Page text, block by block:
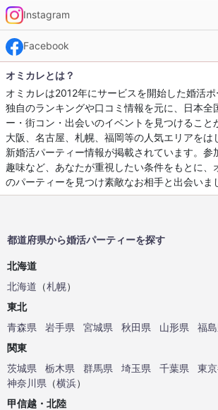
Instagram
Facebook
オミカレとは？
オミカレは2012年にサービスを開始した婚活ポ
独自のランキングや口コミ情報を元に、日本全
ー・街コン・出会いのイベントを見つけること
大阪、名古屋、札幌、福岡等の人気エリアをは
新婚活パーティー情報が掲載されています。参
趣味など、あなたが重視したい条件をもとに、
のパーティーを見つけ素敵なお相手と出会いま
都道府県から婚活パーティーを探す
北海道
北海道 （札幌）
東北
青森県
岩手県 宮城県 秋田県 山形県
福
関東
茨城県
栃木県 群馬県 埼玉県 千葉県
東
神奈川県 （横浜）
甲信越・北陸